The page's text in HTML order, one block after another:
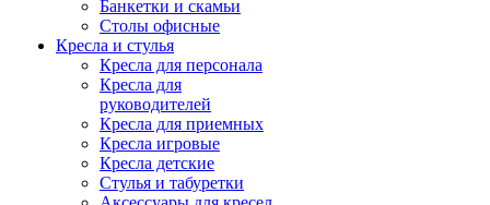
Банкетки и скамьи
Столы офисные
Кресла и стулья
Кресла для персонала
Кресла для
руководителей
Кресла для приемных
Кресла игровые
Кресла детские
Стулья и табуретки